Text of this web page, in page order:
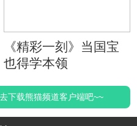
《精彩一刻》当国宝
也得学本领
下载熊猫频道客户端吧~~